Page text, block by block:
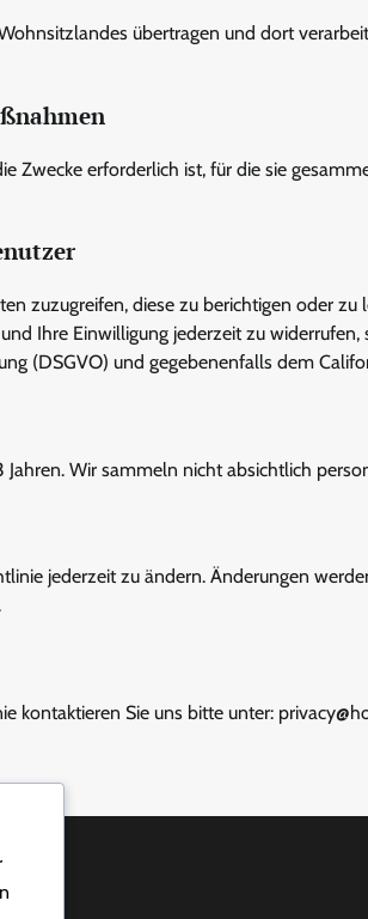
übertragen und dort
Zwecke erforderlich ist, für die sie
zuzugreifen, diese zu berichtigen oder zu
Ihre Einwilligung jederzeit zu
(DSGVO) und gegebenenfalls dem
Wir sammeln nicht absichtlich
jederzeit zu ändern. Änderungen
kontaktieren Sie uns bitte unter: